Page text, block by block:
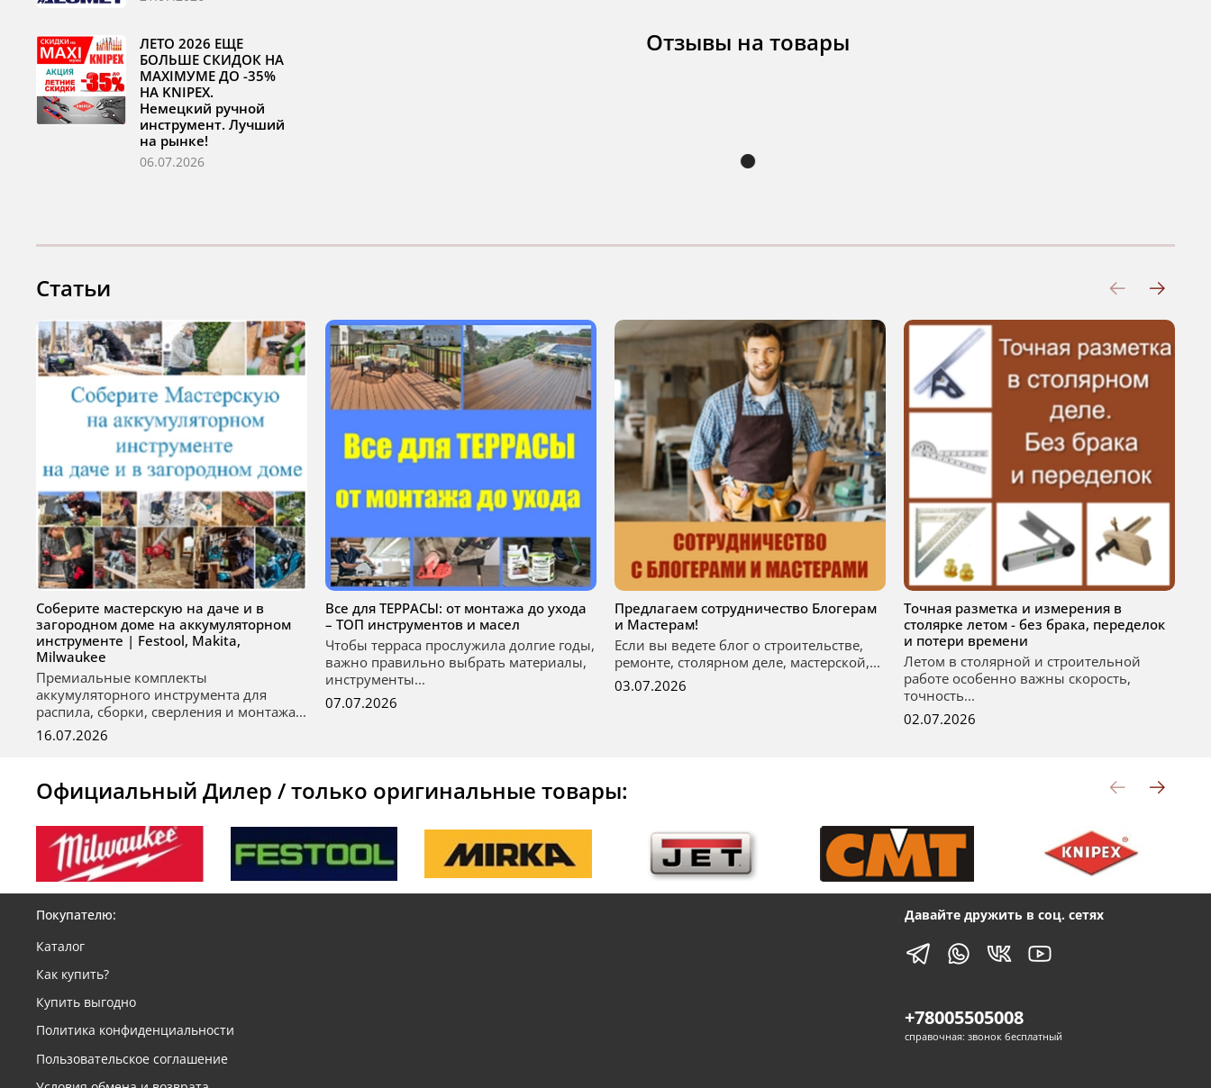
Отзывы на товары
ЛЕТО 2026 ЕЩЕ
БОЛЬШЕ СКИДОК НА
MAXIМУМЕ ДО -35%
НА KNIPEX.
Немецкий ручной
инструмент. Лучший
на рынке!
06.07.2026
Статьи
Соберите мастерскую на даче и в
загородном доме на аккумуляторном
инструменте | Festool, Makita,
Milwaukee
Премиальные комплекты
аккумуляторного инструмента для
распила, сборки, сверления и монтажа...
16.07.2026
Все для ТЕРРАСЫ: от монтажа до ухода
– ТОП инструментов и масел
Чтобы терраса прослужила долгие годы,
важно правильно выбрать материалы,
инструменты...
07.07.2026
Предлагаем сотрудничество Блогерам
и Мастерам!
Если вы ведете блог о строительстве,
ремонте, столярном деле, мастерской,...
03.07.2026
Точная разметка и измерения в
столярке летом - без брака, переделок
и потери времени
Летом в столярной и строительной
работе особенно важны скорость,
точность...
02.07.2026
Официальный Дилер / только оригинальные товары:
Покупателю:
Каталог
Как купить?
Купить выгодно
Политика конфиденциальности
Пользовательское соглашение
Давайте дружить в соц. сетях
+78005505008
справочная: звонок бесплатный